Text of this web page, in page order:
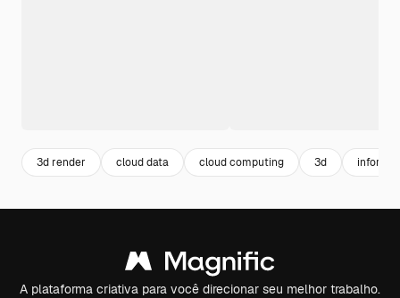
3d render cloud data cloud computing 3d
A plataforma criativa para você direcionar seu melhor trabalho.